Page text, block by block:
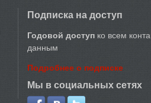
Подписка на доступ
Годовой доступ ко всем
данным
Подробнее о подписке
Мы в социальных сетях